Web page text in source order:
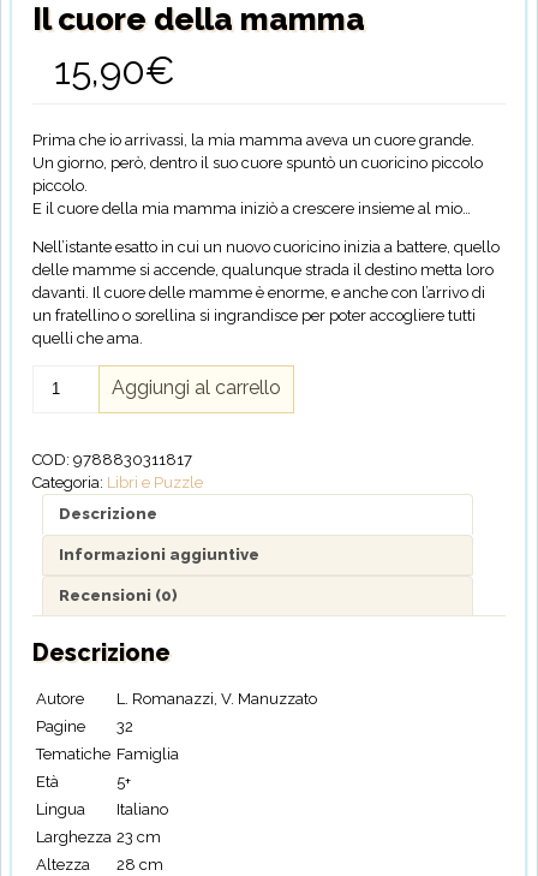
Il cuore della mamma
15,90€
Prima che io arrivassi, la mia mamma aveva un cuore grande.
Un giorno, però, dentro il suo cuore spuntò un cuoricino piccolo
piccolo.
E il cuore della mia mamma iniziò a crescere insieme al mio…
Nell’istante esatto in cui un nuovo cuoricino inizia a battere, quello
delle mamme si accende, qualunque strada il destino metta loro
davanti. Il cuore delle mamme è enorme, e anche con l’arrivo di
un fratellino o sorellina si ingrandisce per poter accogliere tutti
quelli che ama.
cuore
quantità
Aggiungi al carrello
COD: 9788830311817
Categoria: Libri e Puzzle
Descrizione
Informazioni aggiuntive
Recensioni (0)
Descrizione
Autore
L. Romanazzi, V. Manuzzato
Pagine
32
Tematiche Famiglia
Età
5+
Lingua
Italiano
Larghezza 23 cm
Altezza
28 cm